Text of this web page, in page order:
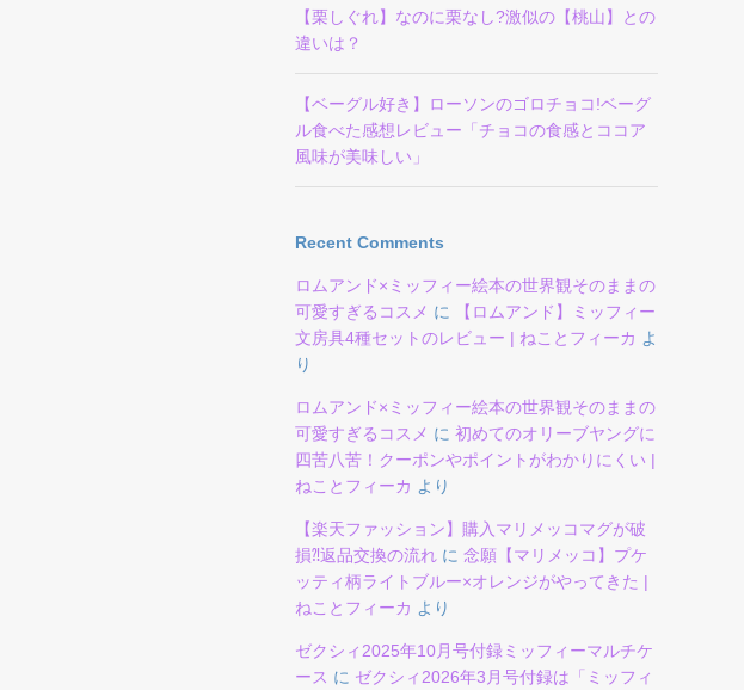
【栗しぐれ】なのに栗なし?激似の【桃山】との
違いは？
【ベーグル好き】ローソンのゴロチョコ!ベーグ
ル食べた感想レビュー「チョコの食感とココア
風味が美味しい」
Recent Comments
ロムアンド×ミッフィー絵本の世界観そのままの
可愛すぎるコスメ に
【ロムアンド】ミッフィー
文房具4種セットのレビュー | ねことフィーカ よ
り
ロムアンド×ミッフィー絵本の世界観そのままの
可愛すぎるコスメ に 初めてのオリーブヤングに
四苦八苦！クーポンやポイントがわかりにくい |
ねことフィーカ より
【楽天ファッション】購入マリメッコマグが破
損⁈返品交換の流れ に 念願【マリメッコ】プケ
ッティ柄ライトブルー×オレンジがやってきた |
ねことフィーカ より
ゼクシィ2025年10月号付録ミッフィーマルチケ
ース に ゼクシィ2026年3月号付録は「ミッフィ